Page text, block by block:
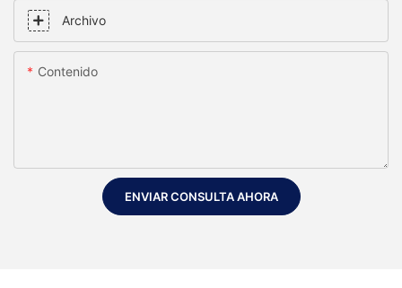
Archivo
Contenido
ENVIAR CONSULTA AHORA